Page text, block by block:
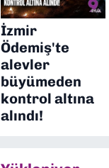
İzmir
Ödemiş'te
alevler
büyümeden
kontrol altına
alındı!